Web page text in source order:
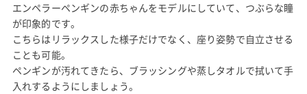
エンペラーペンギンの赤ちゃんをモデルにしていて、つぶらな瞳
が印象的です。
こちらはリラックスした様子だけでなく、座り姿勢で自立させる
ことも可能。
ペンギンが汚れてきたら、ブラッシングや蒸しタオルで拭いて手
入れするようにしましょう。